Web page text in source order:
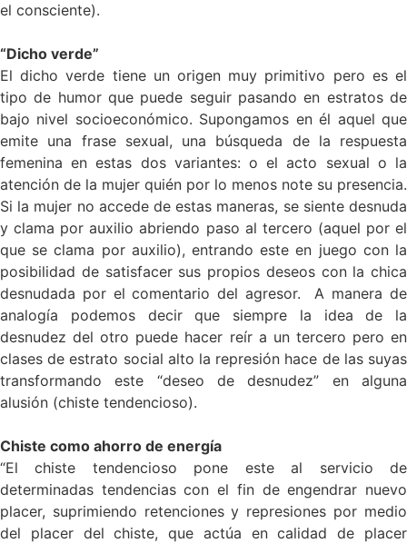
el consciente).
“Dicho verde”
El dicho verde tiene un origen muy primitivo pero es el
tipo de humor que puede seguir pasando en estratos de
bajo nivel socioeconómico. Supongamos en él aquel que
emite una frase sexual, una búsqueda de la respuesta
femenina en estas dos variantes: o el acto sexual o la
atención de la mujer quién por lo menos note su presencia.
Si la mujer no accede de estas maneras, se siente desnuda
y clama por auxilio abriendo paso al tercero (aquel por el
que se clama por auxilio), entrando este en juego con la
posibilidad de satisfacer sus propios deseos con la chica
desnudada por el comentario del agresor. A manera de
analogía podemos decir que siempre la idea de la
desnudez del otro puede hacer reír a un tercero pero en
clases de estrato social alto la represión hace de las suyas
transformando este “deseo de desnudez” en alguna
alusión (chiste tendencioso).
Chiste como ahorro de energía
“El chiste tendencioso pone este al servicio de
determinadas tendencias con el fin de engendrar nuevo
placer, suprimiendo retenciones y represiones por medio
del placer del chiste, que actúa en calidad de placer